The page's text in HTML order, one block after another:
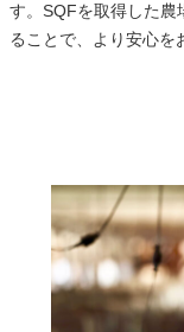
す。SQFを取得した農
ることで、より安心を